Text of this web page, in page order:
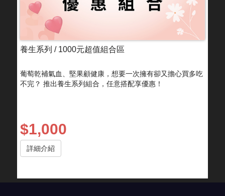
養生系列 / 1000元超值組合區
葡萄乾補氣血、堅果顧健康，想要一次擁有卻又擔心買多吃
不完？ 推出養生系列組合，任意搭配享優惠！
$1,000
詳細介紹